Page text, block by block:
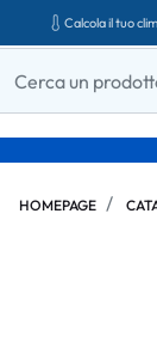
Calcola il tuo
HOMEPAGE